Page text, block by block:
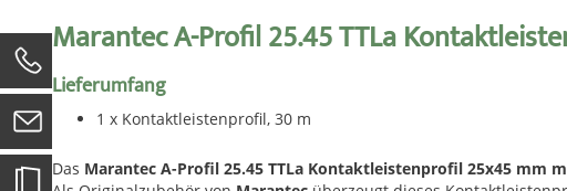
Marantec A-Profil 25.45 TTLa
Lieferumfang
1 x Kontaktleistenprofil, 30 m
Das Marantec A-Profil 25.45 TTLa Kontaktleistenprofil 25x45 mm